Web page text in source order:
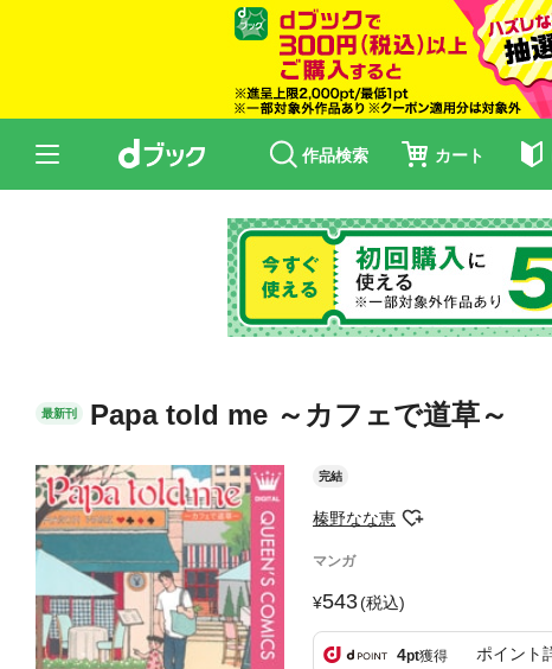
作品検索 カート
最新刊 Papa told me ～カフェで道草～
完結
榛野なな恵
マンガ
543(税込)
4pt獲得 ポイント